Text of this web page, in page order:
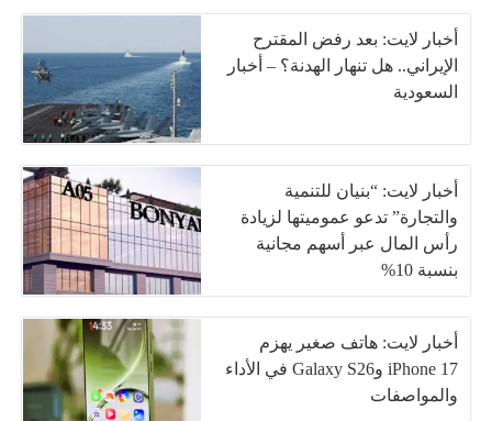
أخبار لايت: بعد رفض المقترح
الإيراني.. هل تنهار الهدنة؟ – أخبار
السعودية
أخبار لايت: “بنيان للتنمية
والتجارة” تدعو عموميتها لزيادة
رأس المال عبر أسهم مجانية
بنسبة 10%
أخبار لايت: هاتف صغير يهزم
iPhone 17 وGalaxy S26 في الأداء
والمواصفات